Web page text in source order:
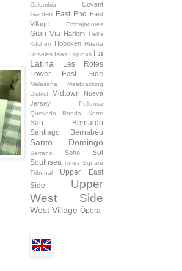
Colombia
Covent
Garden
East End
East
Village
Embajadores
Gran Vía Harlem
Hell's
Kitchen
Hoboken
Huerta
Rosales Islas Filipinas La
Latina
Les Rotes
Lower East Side
Malasaña
Meatpacking
District
Midtown
Nueva
Jersey
Pollensa
Quevedo
Ronda Norte
San Bernardo
Santiago Bernabéu
Santo Domingo
Serrano Soho
Sol
Southsea Times Square
Tribunal
Upper East
Side
Upper
West Side
West Village Ópera